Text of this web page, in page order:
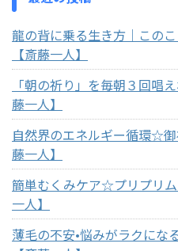
龍の背に乗る生き方｜この
【斎藤一人】
「朝の祈り」を毎朝３回唱
藤一人】
自然界のエネルギー循環☆
藤一人】
簡単むくみケア☆プリプリ
一人】
薄毛の不安•悩みがラクに